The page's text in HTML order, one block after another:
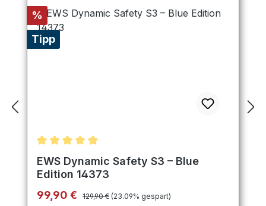
Rabatt
%
Tipp
Durchschnittliche Bewertung von 5 von 5 Sternen
EWS Dynamic Safety S3 – Blue
Edition 14373
Verkaufspreis:
99,90 € Regulärer Preis:
129,90 € (23.09% gespart)